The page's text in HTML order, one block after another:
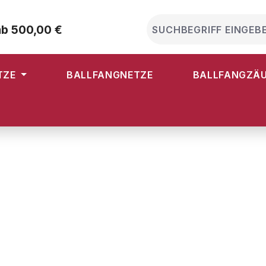
500,00 €
BALLFANGNETZE